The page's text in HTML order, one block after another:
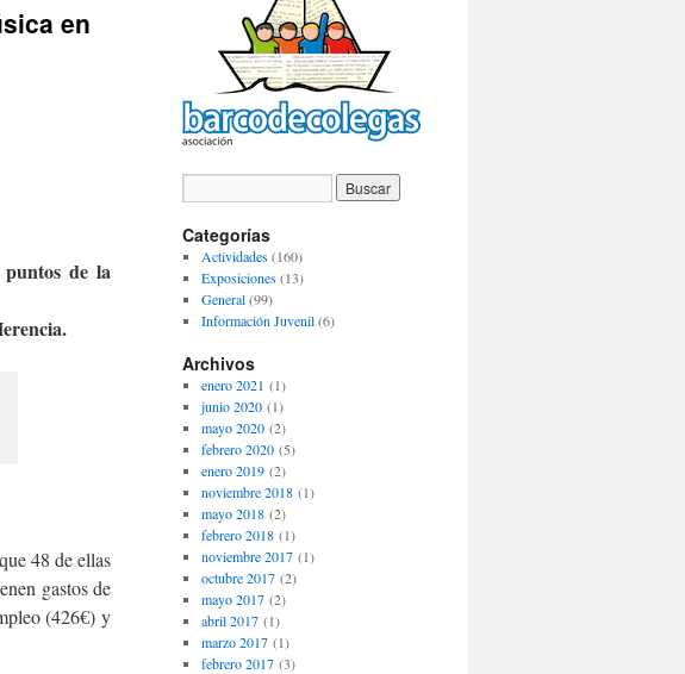
en
de la
48 de ellas
gastos de
(426€) y
Categorías
Actividades(160)
Exposiciones(13)
General(99)
Información Juvenil(6)
Archivos
enero 2021 (1)
junio 2020(1)
mayo 2020(2)
febrero 2020(5)
enero 2019(2)
noviembre 2018(1)
mayo 2018(2)
febrero 2018(1)
noviembre 2017(1)
octubre 2017(2)
mayo 2017(2)
abril 2017(1)
marzo 2017(1)
febrero 2017(3)